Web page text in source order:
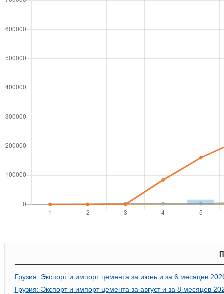
Грузия: Экспорт и импорт цемента за июнь и за 6 месяцев
Грузия: Экспорт и импорт цемента за август и за 8 месяцев